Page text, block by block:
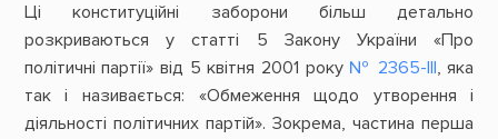
Ці конституційні заборони більш детально
розкриваються у статті 5 Закону України «Про
політичні партії» від 5 квітня 2001 року№ 2365-III, яка
так і називається: «Обмеження щодо утворення і
діяльності політичних партій». Зокрема, частина перша